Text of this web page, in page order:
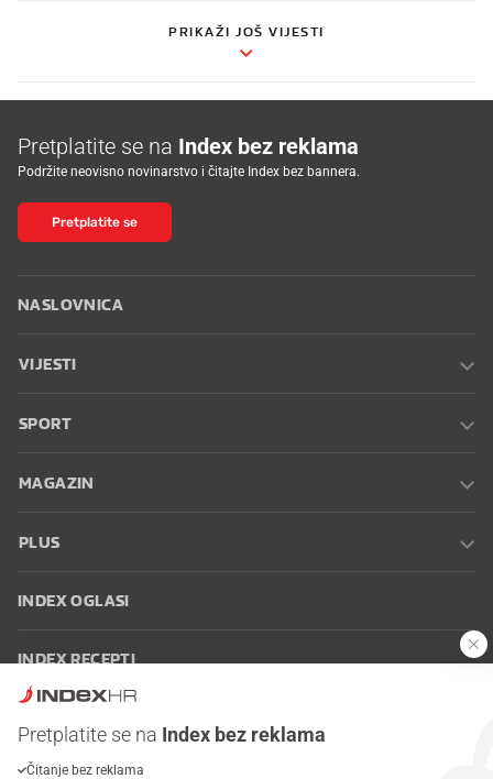
PRIKAŽI JOŠ VIJESTI
Pretplatite se na Index bez reklama
Podržite neovisno novinarstvo i čitajte Index bez bannera.
Pretplatite se
NASLOVNICA
VIJESTI
SPORT
MAGAZIN
PLUS
INDEX OGLASI
INDEX RECEPTI
Oglašavanje Zaposli se na Indexu
Pretplatite se na Index bez reklama
Čitanje bez reklama